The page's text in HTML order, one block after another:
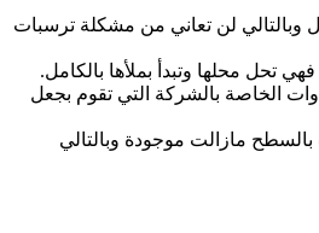
وبالتالي لن تعاني من مشكلة ترسبات
تحل محلها وتبدأ بملأها بالكامل.
الخاصة بالشركة التي تقوم بجعل
مازالت موجودة وبالتالي